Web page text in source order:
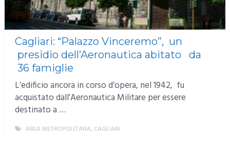
Cagliari: “Palazzo Vinceremo”, un
presidio dell’Aeronautica abitato da
36 famiglie
L’edificio ancora in corso d’opera, nel 1942, fu
acquistato dall’Aeronautica Militare per essere
destinato a …
AREA METROPOLITANA, CAGLIARI